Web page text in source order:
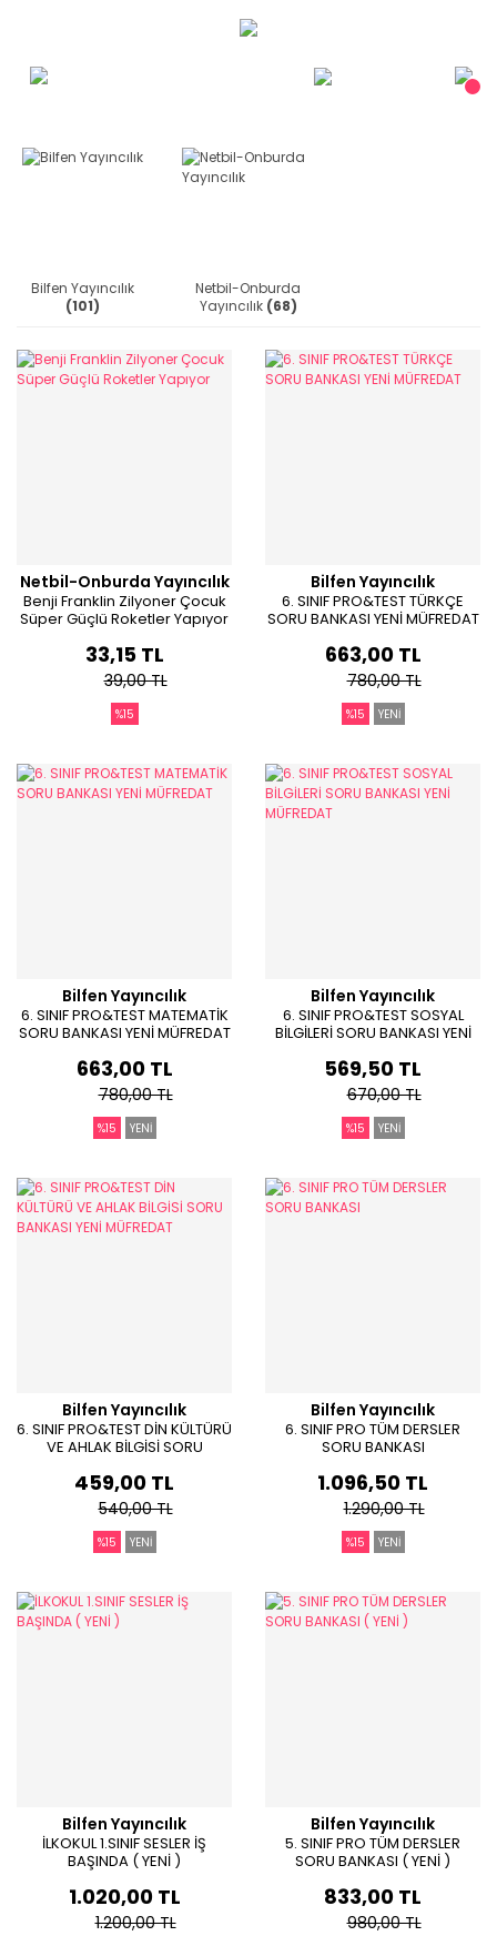
Bilfen Yayıncılık
(101)
Netbil-Onburda
Yayıncılık (68)
Netbil-Onburda Yayıncılık
Benji Franklin Zilyoner Çocuk
Süper Güçlü Roketler Yapıyor
33,15 TL
39,00 TL
%15
Bilfen Yayıncılık
6. SINIF PRO&TEST TÜRKÇE
SORU BANKASI YENİ MÜFREDAT
663,00 TL
780,00 TL
%15 YENİ
Bilfen Yayıncılık
6. SINIF PRO&TEST MATEMATİK
SORU BANKASI YENİ MÜFREDAT
663,00 TL
780,00 TL
%15 YENİ
Bilfen Yayıncılık
6. SINIF PRO&TEST SOSYAL
BİLGİLERİ SORU BANKASI YENİ
569,50 TL
670,00 TL
%15 YENİ
Bilfen Yayıncılık
6. SINIF PRO&TEST DİN KÜLTÜRÜ
VE AHLAK BİLGİSİ SORU
459,00 TL
540,00 TL
%15 YENİ
Bilfen Yayıncılık
6. SINIF PRO TÜM DERSLER
SORU BANKASI
1.096,50 TL
1.290,00 TL
%15 YENİ
Bilfen Yayıncılık
İLKOKUL 1.SINIF SESLER İŞ
BAŞINDA ( YENİ )
1.020,00 TL
1.200,00 TL
Bilfen Yayıncılık
5. SINIF PRO TÜM DERSLER
SORU BANKASI ( YENİ )
833,00 TL
980,00 TL